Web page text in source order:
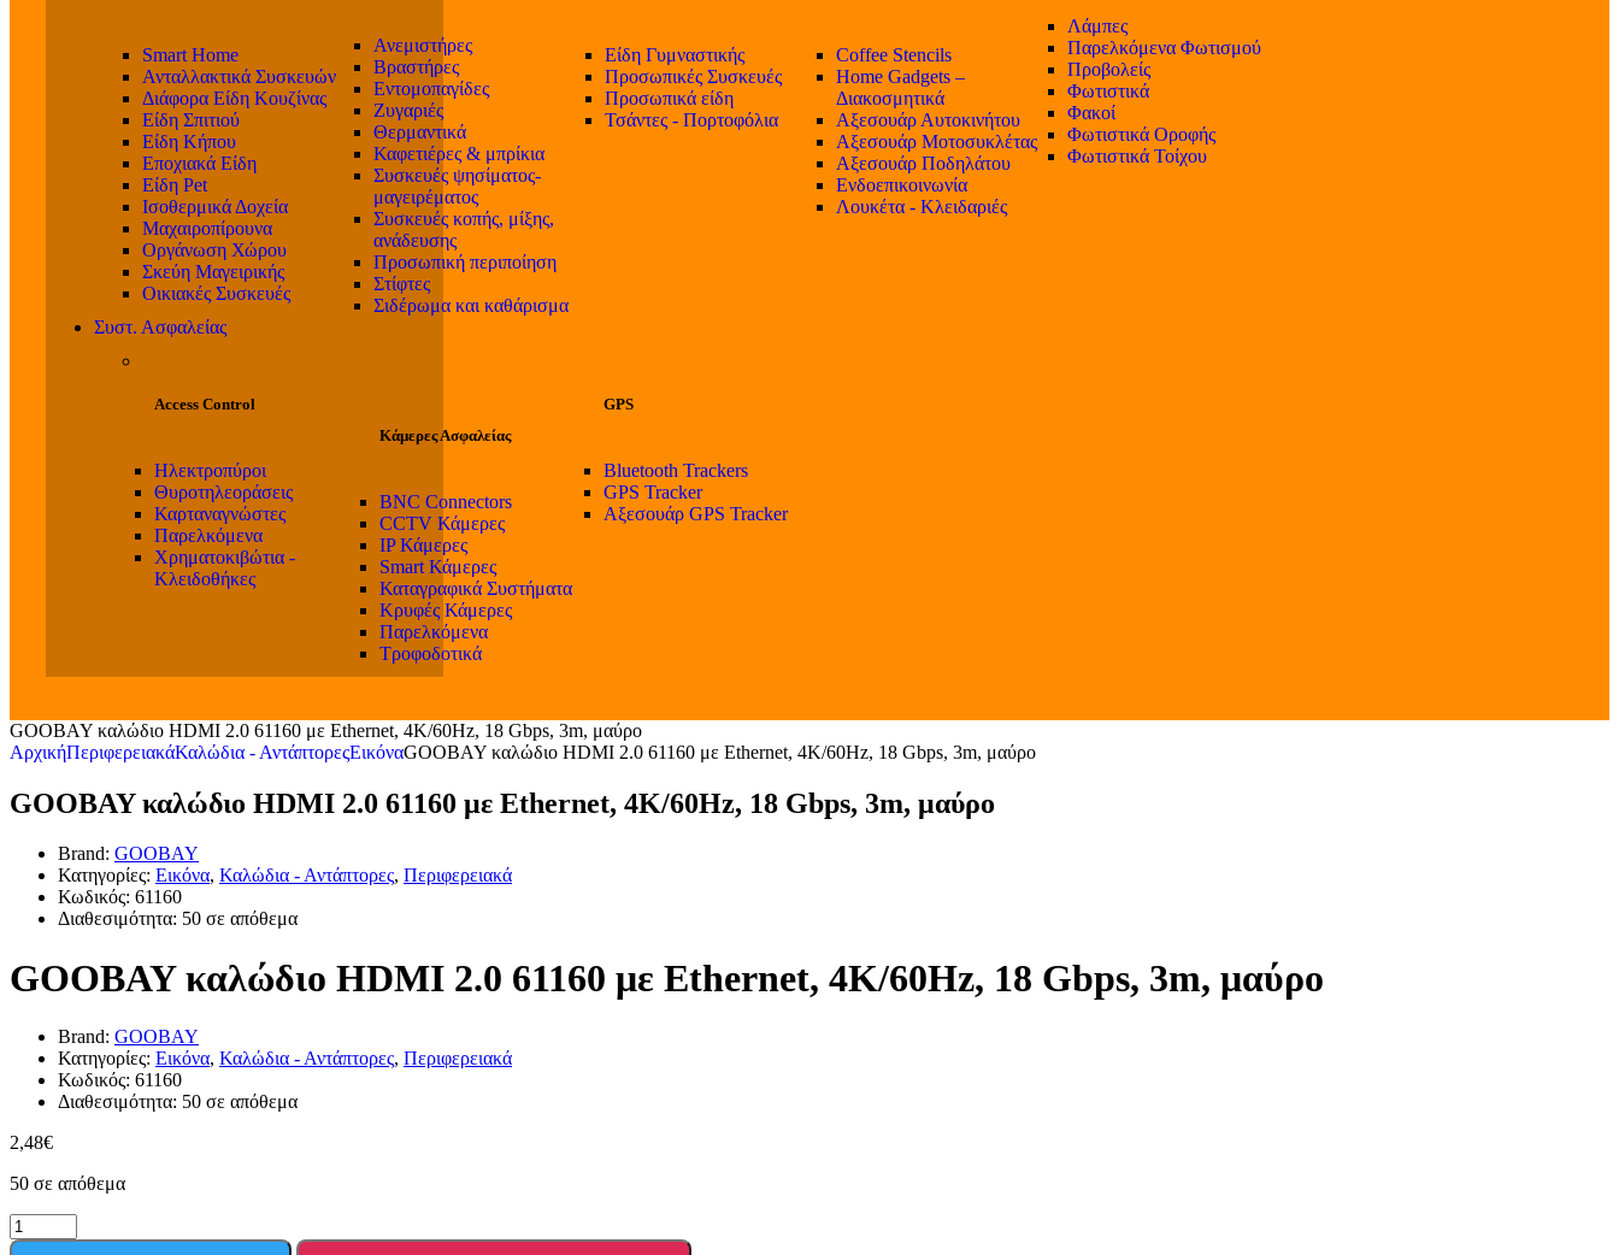
Smart Home
Ανταλλακτικά Συσκευών
Διάφορα Είδη Κουζίνας
Είδη Σπιτιού
Είδη Κήπου
Εποχιακά Είδη
Είδη Pet
Ισοθερμικά Δοχεία
Μαχαιροπίρουνα
Οργάνωση Χώρου
Σκεύη Μαγειρικής
Οικιακές Συσκευές
Ανεμιστήρες
Βραστήρες
Εντομοπαγίδες
Ζυγαριές
Θερμαντικά
Καφετιέρες & μπρίκια
Συσκευές ψησίματος-
μαγειρέματος
Συσκευές κοπής, μίξης,
ανάδευσης
Προσωπική περιποίηση
Στίφτες
Σιδέρωμα και καθάρισμα
Είδη Γυμναστικής
Προσωπικές Συσκευές
Προσωπικά είδη
Τσάντες - Πορτοφόλια
Coffee Stencils
Home Gadgets –
Διακοσμητικά
Αξεσουάρ Αυτοκινήτου
Αξεσουάρ Μοτοσυκλέτας
Αξεσουάρ Ποδηλάτου
Ενδοεπικοινωνία
Λουκέτα - Κλειδαριές
Λάμπες
Παρελκόμενα Φωτισμού
Προβολείς
Φωτιστικά
Φακοί
Φωτιστικά Οροφής
Φωτιστικά Τοίχου
Συστ. Ασφαλείας
Access Control
Ηλεκτροπύροι
Θυροτηλεοράσεις
Καρταναγνώστες
Παρελκόμενα
Χρηματοκιβώτια -
Κλειδοθήκες
Κάμερες Ασφαλείας
BNC Connectors
CCTV Κάμερες
IP Κάμερες
Smart Κάμερες
Καταγραφικά Συστήματα
Κρυφές Κάμερες
Παρελκόμενα
Τροφοδοτικά
GPS
Bluetooth Trackers
GPS Tracker
Αξεσουάρ GPS Tracker
GOOBAY καλώδιο HDMI 2.0 61160 με Ethernet, 4K/60Hz, 18 Gbps, 3m, μαύρο
ΑρχικήΠεριφερειακάΚαλώδια - ΑντάπτορεςΕικόναGOOBAY καλώδιο HDMI 2.0 61160 με Ethernet, 4K/60Hz, 18 Gbps, 3m, μαύρο
GOOBAY καλώδιο HDMI 2.0 61160 με Ethernet, 4K/60Hz, 18 Gbps, 3m, μαύρο
Brand: GOOBAY
Κατηγορίες: Εικόνα, Καλώδια - Αντάπτορες, Περιφερειακά
Κωδικός: 61160
Διαθεσιμότητα: 50 σε απόθεμα
GOOBAY καλώδιο HDMI 2.0 61160 με Ethernet, 4K/60Hz, 18 Gbps, 3m, μαύρο
Brand: GOOBAY
Κατηγορίες: Εικόνα, Καλώδια - Αντάπτορες, Περιφερειακά
Κωδικός: 61160
Διαθεσιμότητα: 50 σε απόθεμα
2,48€
50 σε απόθεμα